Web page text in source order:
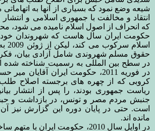
شیعه وضع نمود که بسیاری از آنها به اتهاماتی
انتقاد و مخالفت با جمهوری اسلامی و
که انحراف از اصول اسلام نامیده می شود،
حکومت ایران سال هاست که شهروندان خود
حقوق مسلم شهروندی شامل آزادی بیان،
در سطح بین المللی به رسمیت شناخته
در فوریه 2011، حکومت ایران
کروبی که از چهره های برجسته اصلاح طلب
ریاست جمهوری بودند، را پس از انتشار
جنبش مردم مصر و تونس، در بازداشت و
است. حتی در پایان دوره این گزارش نیز
مانده اند.
در اوایل سال 2010، حکومت ایران